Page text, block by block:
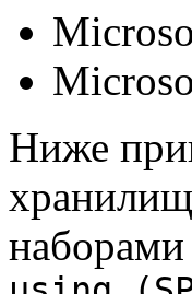
Ниже